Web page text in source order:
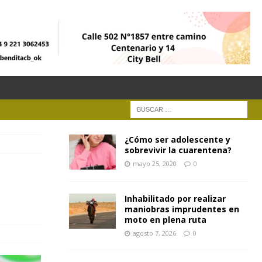
¿Cómo ser adolescente y
sobrevivir la cuarentena?
mayo 25, 2020 0
Inhabilitado por realizar
maniobras imprudentes en
moto en plena ruta
agosto 7, 2026 0